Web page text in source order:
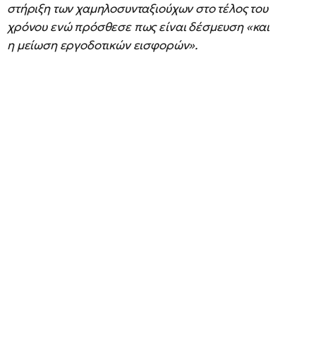
στήριξη των χαμηλοσυνταξιούχων στο τέλος του
χρόνου ενώ πρόσθεσε πως είναι δέσμευση «και
η μείωση εργοδοτικών εισφορών».